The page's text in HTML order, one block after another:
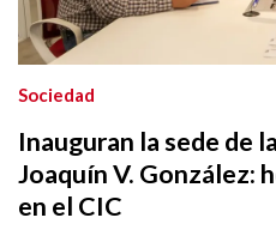
Inauguran la sede de
Joaquín V. González:
en el CIC
Sociedad